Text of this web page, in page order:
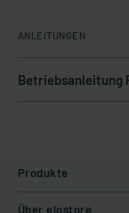
ANLEITUNGEN
Betriebsanleitung
Produkte
Über elostore